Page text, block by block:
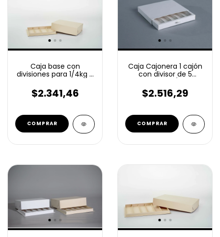
Caja base con
divisiones para 1/4kg +
$2.341,46
COMPRAR
Caja Cajonera 1 cajón
con divisor de 5
-083D5-
$2.516,29
COMPRAR